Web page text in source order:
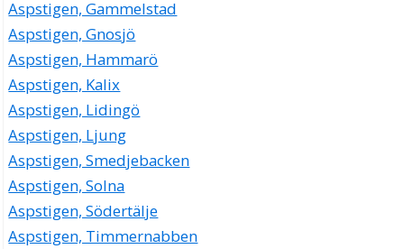
Aspstigen, Gammelstad
Aspstigen, Gnosjö
Aspstigen, Hammarö
Aspstigen, Kalix
Aspstigen, Lidingö
Aspstigen, Ljung
Aspstigen, Smedjebacken
Aspstigen, Solna
Aspstigen, Södertälje
Aspstigen, Timmernabben